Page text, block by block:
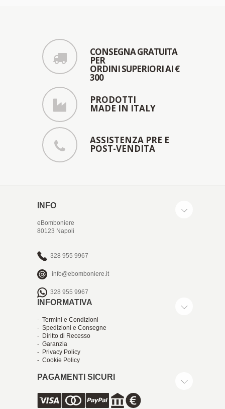
CONSEGNA GRATUITA
PER
ORDINI SUPERIORI AI €
300
PRODOTTI
MADE IN ITALY
ASSISTENZA PRE E
POST-VENDITA
INFO
eBomboniere
80123 Napoli
328 955 9967
info@ebomboniere.it
328 955 9967
INFORMATIVA
- Termini e Condizioni
- Spedizioni e Consegne
- Diritto di Recesso
- Garanzia
- Privacy Policy
- Cookie Policy
PAGAMENTI SICURI